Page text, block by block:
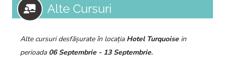
Alte Cursuri
Alte cursuri desfășurate în locația Hotel Turquoisein
perioada 06 Septembrie - 13 Septembrie.